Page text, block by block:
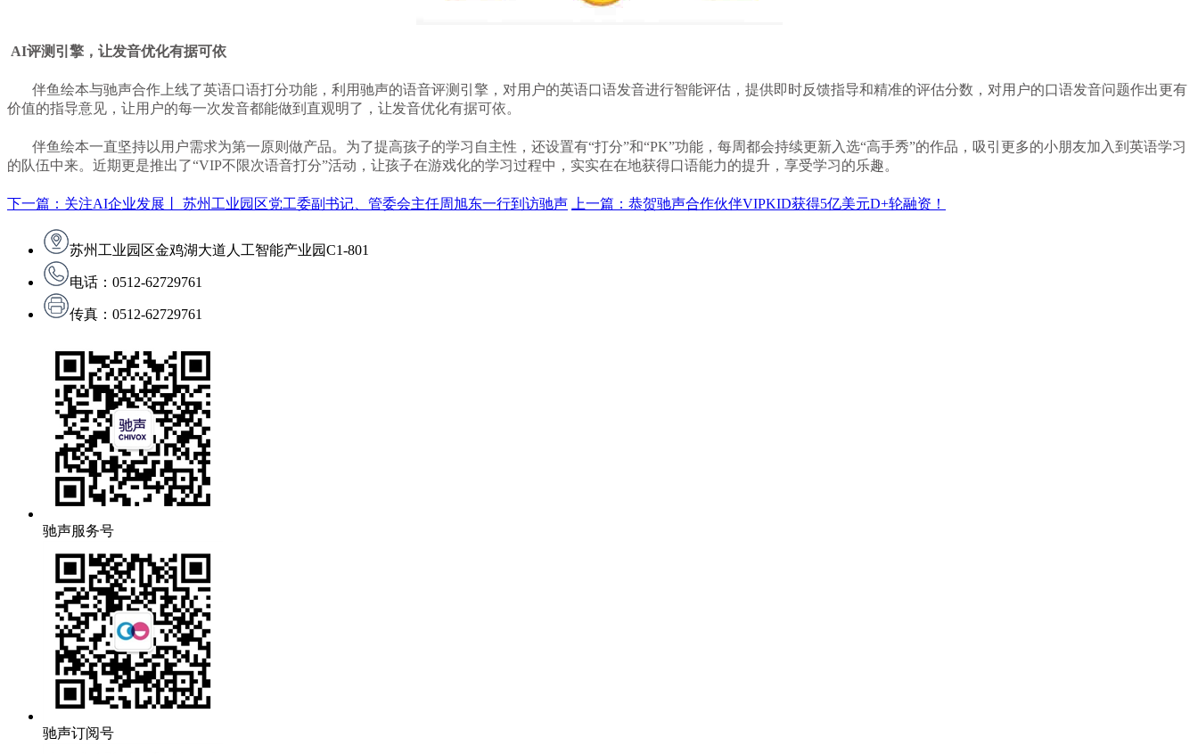
AI评测引擎，让发音优化有据可依
伴鱼绘本与驰声合作上线了英语口语打分功能，利用驰声的语音评测引擎，对用户的英语口语发音进行智能评估，提供即时反馈指导和精准的评估分数，对用户的口语发音问题作出更有
价值的指导意见，让用户的每一次发音都能做到直观明了，让发音优化有据可依。
伴鱼绘本一直坚持以用户需求为第一原则做产品。为了提高孩子的学习自主性，还设置有“打分”和“PK”功能，每周都会持续更新入选“高手秀”的作品， 吸引更多的小朋友加入到英语学习
的队伍中来。近期更是推出了“VIP不限次语音打分”活动，让孩子在游戏化的学习过程中，实实在在地获得口语能力的提升，享受学习的乐趣。
下一篇：关注AI企业发展丨 苏州工业园区党工委副书记、管委会主任周旭东一行到访驰声 上一篇：恭贺驰声合作伙伴VIPKID获得5亿美元D+轮融资！
苏州工业园区金鸡湖大道人工智能产业园C1-801
电话：0512-62729761
传真：0512-62729761
驰声服务号
驰声订阅号